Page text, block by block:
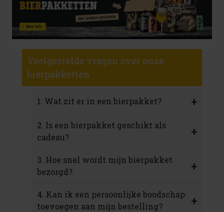
Veelgestelde vragen over onze
bierpakketten
1. Wat zit er in een bierpakket? +
2. Is een bierpakket geschikt als
cadeau?
+
3. Hoe snel wordt mijn bierpakket
bezorgd?
+
4. Kan ik een persoonlijke boodschap
toevoegen aan mijn bestelling?
+